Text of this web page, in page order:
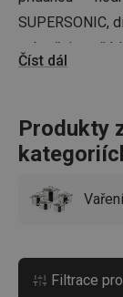
SUPERSONIC,
zabraňuje
hrnců a pánví
výrobky k
Číst dál
Produkty
Vaření
Filtrace